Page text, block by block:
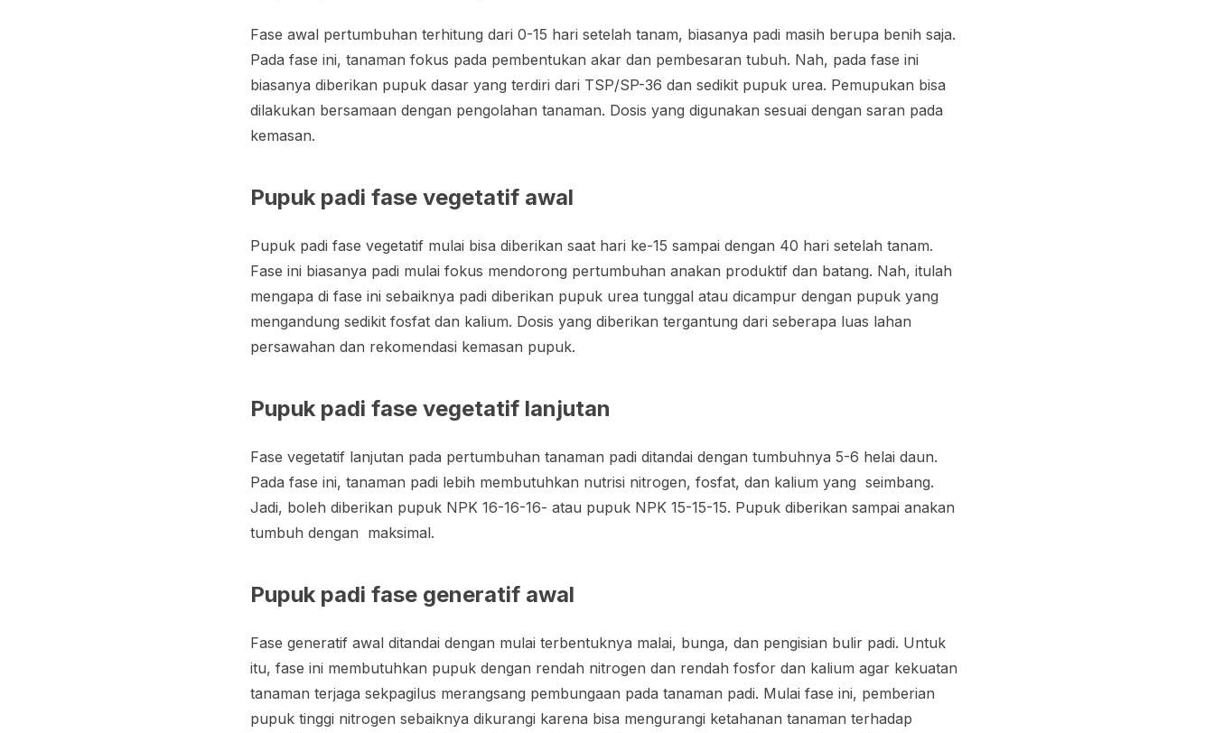
Fase awal pertumbuhan terhitung dari 0-15 hari setelah tanam, biasanya padi masih berupa benih saja.
Pada fase ini, tanaman fokus pada pembentukan akar dan pembesaran tubuh. Nah, pada fase ini
biasanya diberikan pupuk dasar yang terdiri dari TSP/SP-36 dan sedikit pupuk urea. Pemupukan bisa
dilakukan bersamaan dengan pengolahan tanaman. Dosis yang digunakan sesuai dengan saran pada
kemasan.
Pupuk padi fase vegetatif awal
Pupuk padi fase vegetatif mulai bisa diberikan saat hari ke-15 sampai dengan 40 hari setelah tanam.
Fase ini biasanya padi mulai fokus mendorong pertumbuhan anakan produktif dan batang. Nah, itulah
mengapa di fase ini sebaiknya padi diberikan pupuk urea tunggal atau dicampur dengan pupuk yang
mengandung sedikit fosfat dan kalium. Dosis yang diberikan tergantung dari seberapa luas lahan
persawahan dan rekomendasi kemasan pupuk.
Pupuk padi fase vegetatif lanjutan
Fase vegetatif lanjutan pada pertumbuhan tanaman padi ditandai dengan tumbuhnya 5-6 helai daun.
Pada fase ini, tanaman padi lebih membutuhkan nutrisi nitrogen, fosfat, dan kalium yang seimbang.
Jadi, boleh diberikan pupuk NPK 16-16-16- atau pupuk NPK 15-15-15. Pupuk diberikan sampai anakan
tumbuh dengan maksimal.
Pupuk padi fase generatif awal
Fase generatif awal ditandai dengan mulai terbentuknya malai, bunga, dan pengisian bulir padi. Untuk
itu, fase ini membutuhkan pupuk dengan rendah nitrogen dan rendah fosfor dan kalium agar kekuatan
tanaman terjaga sekpagilus merangsang pembungaan pada tanaman padi. Mulai fase ini, pemberian
pupuk tinggi nitrogen sebaiknya dikurangi karena bisa mengurangi ketahanan tanaman terhadap